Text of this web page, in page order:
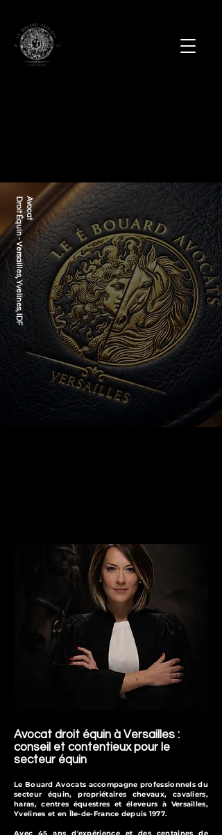
Avocat
Droit Équin - Versailles, Yvelines, IDF
Avocat droit équin à Versailles :
conseil et contentieux pour le
secteur équin
Le Bouard Avocats accompagne professionnels du
secteur équin, propriétaires chevaux, cavaliers,
haras, centres équestres et éleveurs à Versailles,
Yvelines et en Île-de-France depuis 1977.